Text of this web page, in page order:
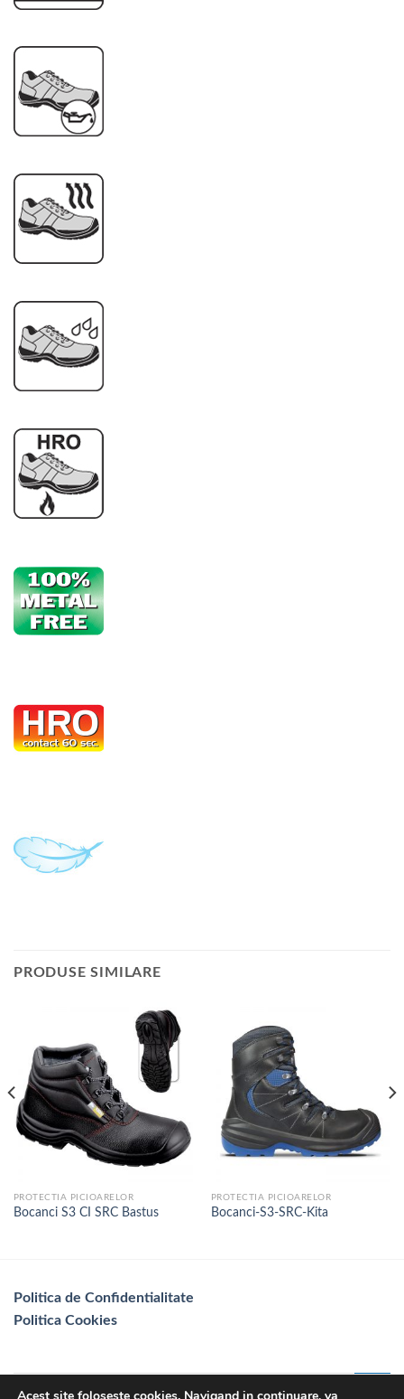
PRODUSE SIMILARE
PROTECTIA PICIOARELOR
Bocanci S3 CI SRC Bastus
PROTECTIA PICIOARELOR
Bocanci-S3-SRC-Kita
Politica de Confidentialitate
Politica Cookies